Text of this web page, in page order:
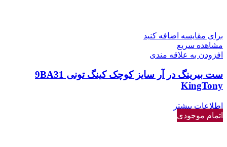
برای مقایسه اضافه کنید
مشاهده سریع
افزودن به علاقه مندی
ست بیرینگ در آر سایز کوچک کینگ تونی 9BA31
KingTony
اطلاعات بیشتر
اتمام موجودی